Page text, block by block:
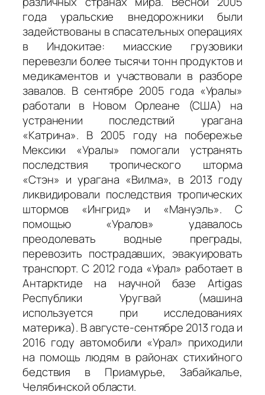
года уральские внедорожники были
задействованы в спасательных операциях
в Индокитае: миасские грузовики
перевезли более тысячи тонн продуктов и
медикаментов и участвовали в разборе
завалов. В сентябре 2005 года «Уралы»
работали в Новом Орлеане (США) на
устранении последствий урагана
«Катрина». В 2005 году на побережье
Мексики «Уралы» помогали устранять
последствия тропического шторма
«Стэн» и урагана «Вилма», в 2013 году
ликвидировали последствия тропических
штормов «Ингрид» и «Мануэль». С
помощью «Уралов» удавалось
преодолевать водные преграды,
перевозить пострадавших, эвакуировать
транспорт. С 2012 года «Урал» работает в
Антарктиде на научной базе Artigas
Республики Уругвай (машина
используется при исследованиях
материка). В августе-сентябре 2013 года и
2016 году автомобили «Урал» приходили
на помощь людям в районах стихийного
бедствия в Приамурье, Забайкалье,
Челябинской области.